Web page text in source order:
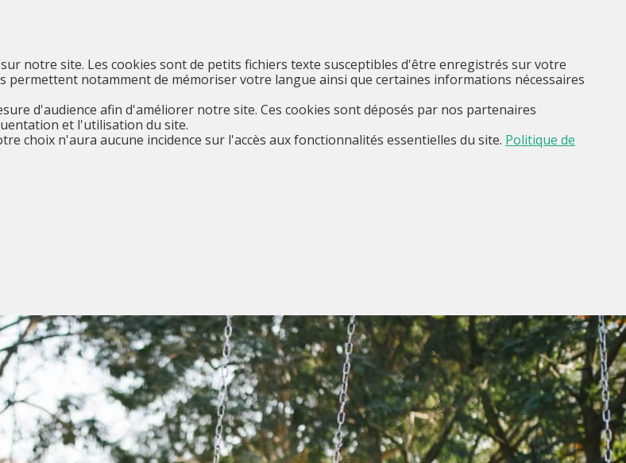
notre site. Les cookies sont de petits fichiers texte susceptibles d'être enregistrés sur votre
notamment de mémoriser votre langue ainsi que certaines informations nécessaires
d'audience afin d'améliorer notre site. Ces cookies sont déposés par nos partenaires
et l'utilisation du site.
choix n'aura aucune incidence sur l'accès aux fonctionnalités essentielles du site. Politique de